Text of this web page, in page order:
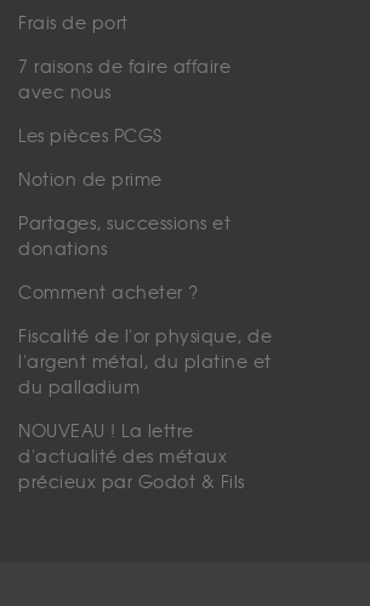
Frais de port
7 raisons de faire affaire
avec nous
Les pièces PCGS
Notion de prime
Partages, successions et
donations
Comment acheter ?
Fiscalité de l'or physique, de
l'argent métal, du platine et
du palladium
NOUVEAU ! La lettre
d'actualité des métaux
précieux par Godot & Fils